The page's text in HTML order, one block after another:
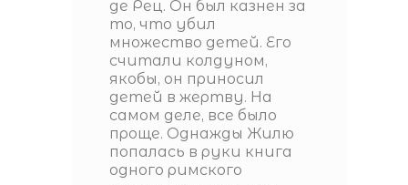
де Рец. Он был казнен за
то, что убил
множество детей. Его
считали колдуном,
якобы, он приносил
детей в жертву. На
самом деле, все было
проще. Однажды Жилю
попалась в руки книга
одного римского